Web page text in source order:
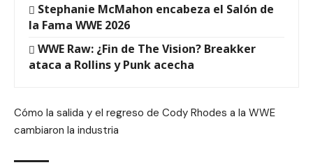
Stephanie McMahon encabeza el Salón de
la Fama WWE 2026
WWE Raw: ¿Fin de The Vision? Breakker
ataca a Rollins y Punk acecha
Cómo la salida y el regreso de Cody Rhodes a la WWE
cambiaron la industria